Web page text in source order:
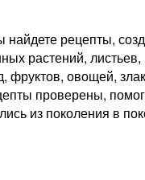
рецепты,
растений,
фруктов, овощей,
проверены,
из поколения в